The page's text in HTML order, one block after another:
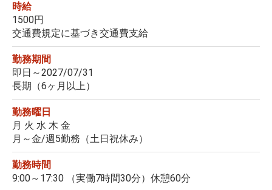
時給
1500円
交通費規定に基づき交通費支給
勤務期間
即日～2027/07/31
長期（6ヶ月以上）
勤務曜日
月 火 水 木 金
月～金/週5勤務（土日祝休み）
勤務時間
9:00～17:30 （実働7時間30分）休憩60分